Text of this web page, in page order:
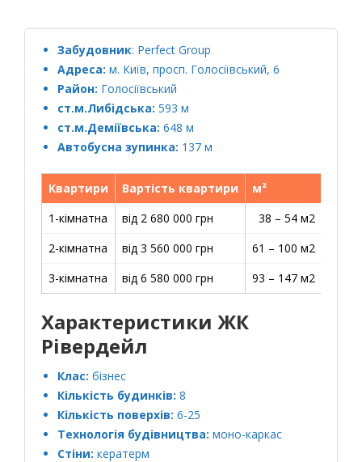
Забудовник: Perfect Group
Адреса: м. Київ, просп. Голосіївський, 6
Район: Голосіївський
ст.м.Либідська: 593 м
ст.м.Деміївська: 648 м
Автобусна зупинка: 137 м
Квартири Вартість квартири м²
1-кімнатна
від 2 680 000 грн 38 – 54 м2
2-кімнатна
від 3 560 000 грн 61 – 100 м2
3-кімнатна
від 6 580 000 грн 93 – 147 м2
Характеристики ЖК
Рівердейл
Клас: бізнес
Кількість будинків: 8
Кількість поверхів: 6-25
Технологія будівництва: моно-каркас
Стіни: кератерм